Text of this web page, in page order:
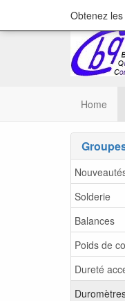
Home
Solderie
Balances
Poids de
Dureté
Obtenez